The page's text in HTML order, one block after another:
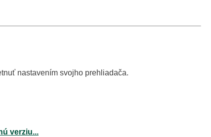
nastavením svojho prehliadača.
verziu...